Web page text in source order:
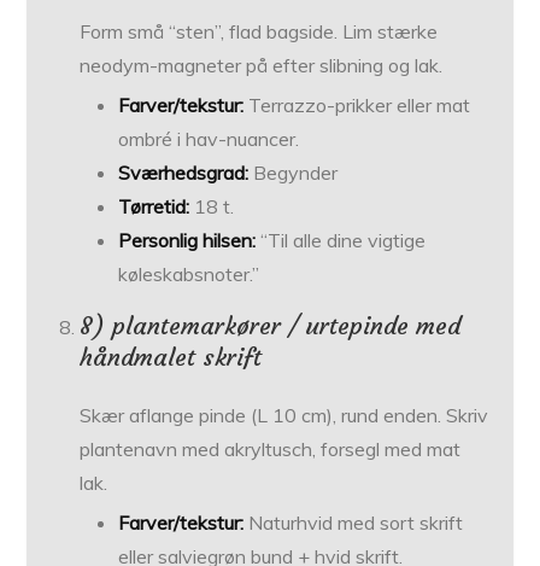
Form små “sten”, flad bagside. Lim stærke
neodym-magneter på efter slibning og lak.
Farver/tekstur: Terrazzo-prikker eller mat
ombré i hav-nuancer.
Sværhedsgrad: Begynder
Tørretid: 18 t.
Personlig hilsen: “Til alle dine vigtige
køleskabsnoter.”
8) plantemarkører / urtepinde med
håndmalet skrift
Skær aflange pinde (L 10 cm), rund enden. Skriv
plante­navn med akryl­tusch, forsegl med mat
lak.
Farver/tekstur: Naturhvid med sort skrift
eller salviegrøn bund + hvid skrift.